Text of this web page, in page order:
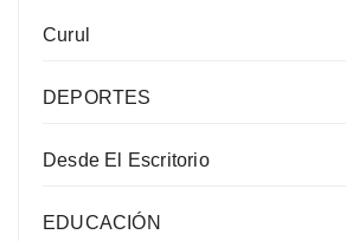
Curul
DEPORTES
Desde El Escritorio
EDUCACIÓN